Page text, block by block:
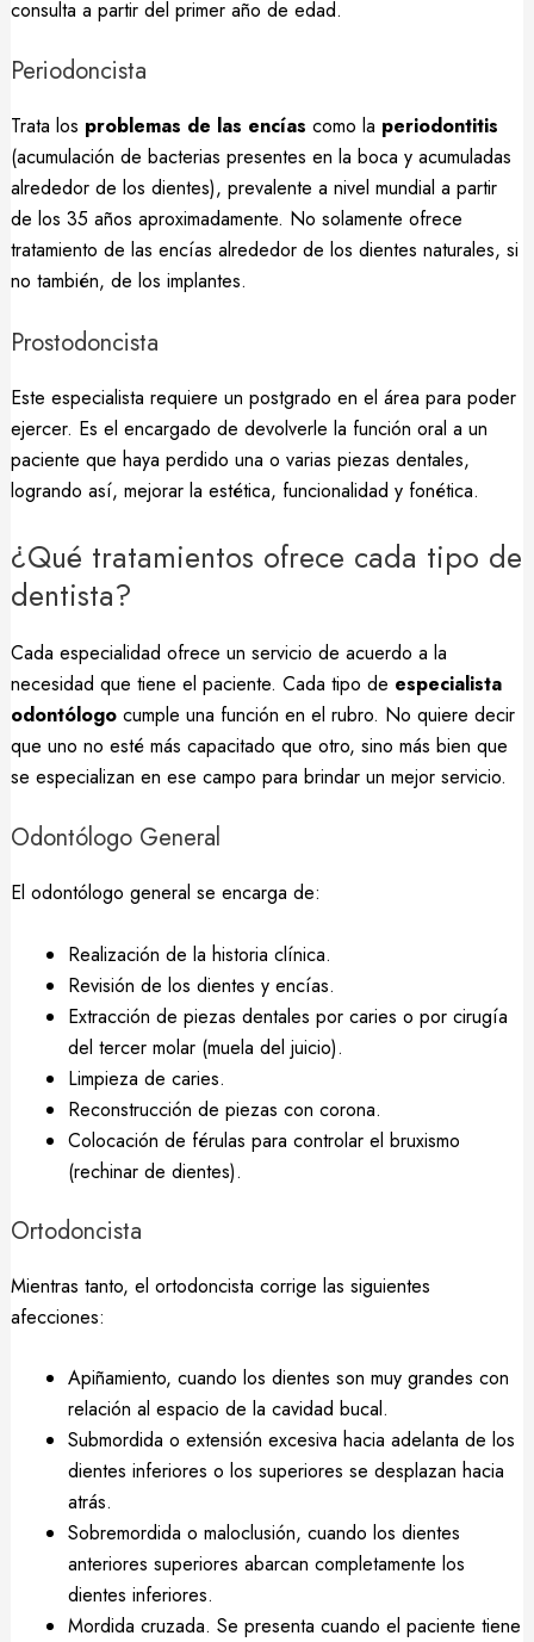
consulta a partir del primer año de edad.
Periodoncista
Trata los problemas de las encías como la periodontitis
(acumulación de bacterias presentes en la boca y acumuladas
alrededor de los dientes), prevalente a nivel mundial a partir
de los 35 años aproximadamente. No solamente ofrece
tratamiento de las encías alrededor de los dientes naturales, si
no también, de los implantes.
Prostodoncista
Este especialista requiere un postgrado en el área para poder
ejercer. Es el encargado de devolverle la función oral a un
paciente que haya perdido una o varias piezas dentales,
logrando así, mejorar la estética, funcionalidad y fonética.
¿Qué tratamientos ofrece cada tipo de
dentista?
Cada especialidad ofrece un servicio de acuerdo a la
necesidad que tiene el paciente. Cada tipo de especialista
odontólogocumple una función en el rubro. No quiere decir
que uno no esté más capacitado que otro, sino más bien que
se especializan en ese campo para brindar un mejor servicio.
Odontólogo General
El odontólogo general se encarga de:
Realización de la historia clínica.
Revisión de los dientes y encías.
Extracción de piezas dentales por caries o por cirugía
del tercer molar (muela del juicio).
Limpieza de caries.
Reconstrucción de piezas con corona.
Colocación de férulas para controlar el bruxismo
(rechinar de dientes).
Ortodoncista
Mientras tanto, el ortodoncista corrige las siguientes
afecciones:
Apiñamiento, cuando los dientes son muy grandes con
relación al espacio de la cavidad bucal.
Submordida o extensión excesiva hacia adelanta de los
dientes inferiores o los superiores se desplazan hacia
atrás.
Sobremordida o maloclusión, cuando los dientes
anteriores superiores abarcan completamente los
dientes inferiores.
Mordida cruzada. Se presenta cuando el paciente tiene